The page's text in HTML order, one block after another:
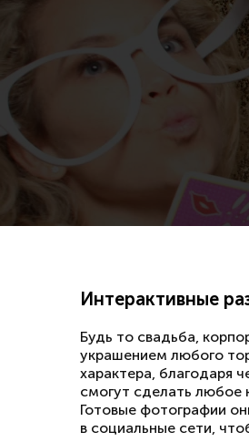
Интерактивные
Будь то свадьба,
украшением любого
характера, благодаря
смогут сделать любое
Готовые фотографии
в социальные сети,